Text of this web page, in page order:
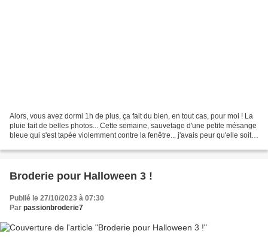
Alors, vous avez dormi 1h de plus, ça fait du bien, en tout cas, pour moi ! La
pluie fait de belles photos... Cette semaine, sauvetage d'une petite mésange
bleue qui s'est tapée violemment contre la fenêtre... j'avais peur qu'elle soit
Broderie pour Halloween 3 !
Publié le 27/10/2023 à 07:30
Par passionbroderie7